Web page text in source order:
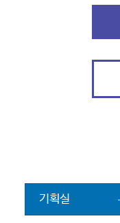
기획실